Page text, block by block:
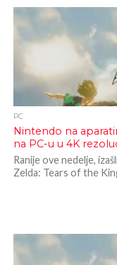
PC
Nintendo na
na PC-u u 4K
Ranije ove nedelje,
Zelda: Tears of the